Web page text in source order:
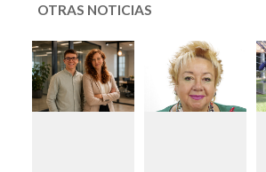
OTRAS NOTICIAS